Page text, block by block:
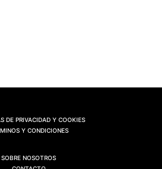
DE PRIVACIDAD Y COOKIES
Y CONDICIONES
SOBRE NOSOTROS